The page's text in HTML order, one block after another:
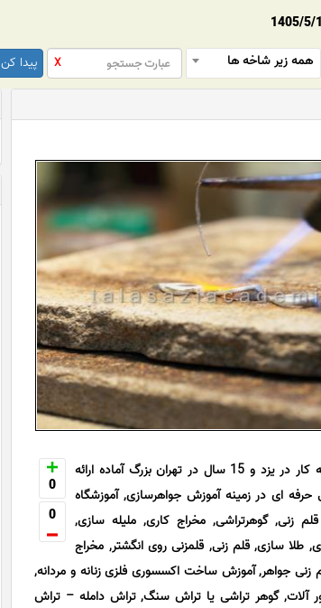
همه زیر شاخه ها X پیدا کن
0
0
آموزشگاه طلا و جواهرسازی شهید مصیبی با بیش از 20 سال سابقه کار در یزد و 15 سال در تهران بزرگ آماده ارائه
ای در زمینه آموزش جواهرسازی, آموزشگاه
زنی, گوهرتراشی, مخراج کاری, ملیله سازی,
طلا سازی, قلم زنی, قلمزنی روی انگشتر, مخراج
زنی جواهر, آموزش ساخت اکسسوری فلزی زنانه و مردانه,
آلات, گوهر تراشی یا تراش سنگ, تراش دامله – تراش